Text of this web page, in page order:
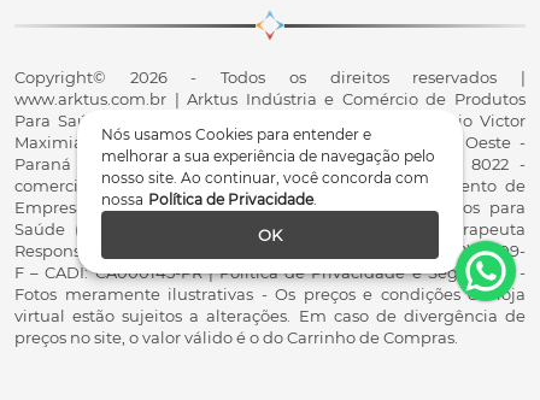
Nós usamos Cookies para entender e
melhorar a sua experiência de navegação pelo
nosso site. Ao continuar, você concorda com
nossa Política de Privacidade.
OK
Copyright© 2026 - Todos os direitos reservados |
www.arktus.com.br | Arktus Indústria e Comércio de Produtos
Para Saúde Ltda | CNPJ: 01.417.367/0001-78 | R. Antônio Victor
Maximiano, 107, Parque Industrial II, Santa Tereza do Oeste -
Paraná - CEP 85825-900 - Fale conosco: 0800 200 8022 -
comercial@arktus.com.br | Autorização de Funcionamento de
Empresa - AFE/ANVISA - Para Fabricação de Produtos para
Saúde (Correlatos): 8.02.844-5 (UX418X102741) - Fisioterapeuta
Responsável Técnico Dr. Alex Fernando Zani - Crefito8(PR): 8409-
F – CADI: CA000145-PR | Política de Privacidade e Segurança -
Fotos meramente ilustrativas - Os preços e condições da loja
virtual estão sujeitos a alterações. Em caso de divergência de
preços no site, o valor válido é o do Carrinho de Compras.